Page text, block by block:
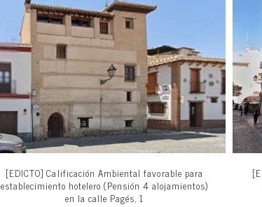
[EDICTO] Calificación Ambiental favorable para
establecimiento hotelero (Pensión 4 alojamientos)
en la calle Pagés, 1